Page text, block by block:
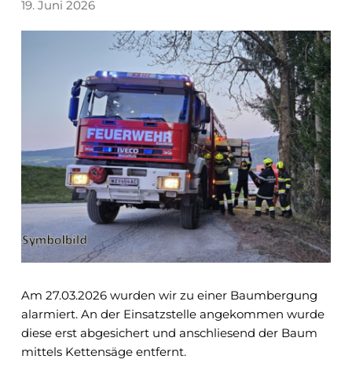
19. Juni 2026
Am 27.03.2026 wurden wir zu einer Baumbergung
alarmiert. An der Einsatzstelle angekommen wurde
diese erst abgesichert und anschliesend der Baum
mittels Kettensäge entfernt.